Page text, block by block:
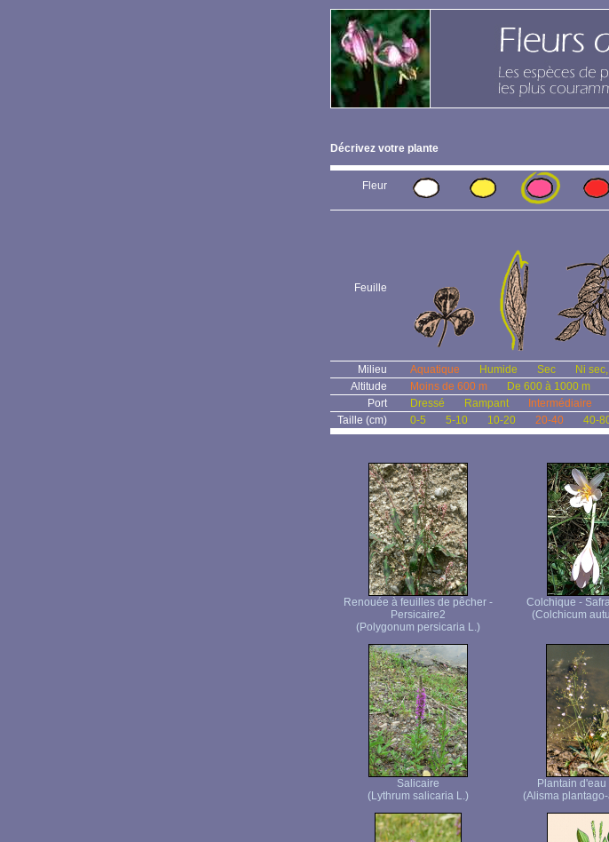
Décrivez votre plante
Fleur
Feuille
Milieu Aquatique Humide Sec
Ni
Altitude
Moins de 600 m De 600 à 1000 m
Port
Dressé Rampant
Intermédiaire
Taille (cm)
0-5 5-10 10-20 20-40 40-
Renouée à feuilles de pêcher -
Persicaire2
(Polygonum persicaria L.)
Colchique -
(Colchicum
Salicaire
(Lythrum salicaria L.)
Plantain d'eau
(Alisma